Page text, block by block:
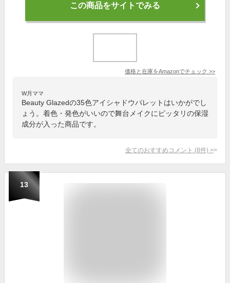
この商品をサイトでみる
価格と在庫をAmazonでチェック >>
W月ママ
Beauty Glazedの35色アイシャドウパレットはいかがでし
ょう。着色・発色がいいので舞台メイクにピッタリの保湿
成分が入った商品です。
全てのおすすめコメント (8件) >
13